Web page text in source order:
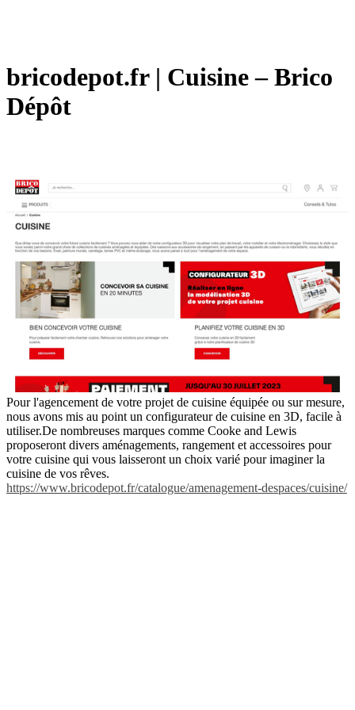
bricodepot.fr | Cuisine – Brico
Dépôt
Pour l'agencement de votre projet de cuisine équipée ou sur mesure,
nous avons mis au point un configurateur de cuisine en 3D, facile à
utiliser.De nombreuses marques comme Cooke and Lewis
proposeront divers aménagements, rangement et accessoires pour
votre cuisine qui vous laisseront un choix varié pour imaginer la
cuisine de vos rêves.
https://www.bricodepot.fr/catalogue/amenagement-despaces/cuisine/